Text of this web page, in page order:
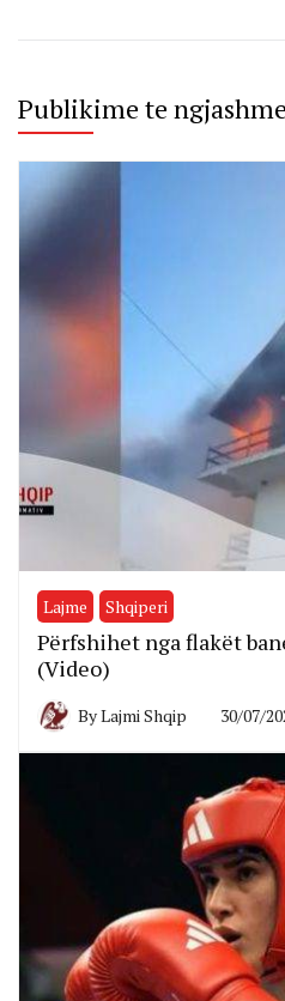
Publikime te ngjashme
Lajme Shqiperi
Përfshihet nga flakët
(Video)
ByLajmi Shqip 30/07/